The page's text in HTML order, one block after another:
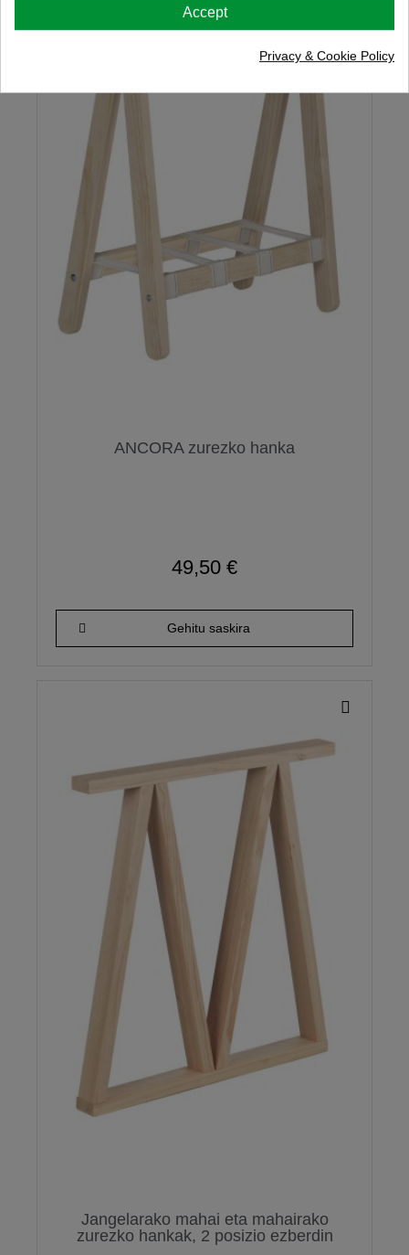
ANCORA zurezko hanka
49,50 €
Gehitu saskira
Jangelarako mahai eta mahairako
zurezko hankak, 2 posizio ezberdin
Accept
Privacy & Cookie Policy